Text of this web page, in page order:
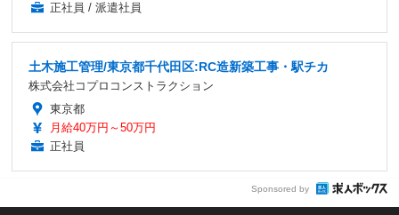
正社員 / 派遣社員
土木施工管理/東京都千代田区:RC造新築工事・駅チカ
株式会社コプロコンストラクション
東京都
月給40万円～50万円
正社員
Sponsored by